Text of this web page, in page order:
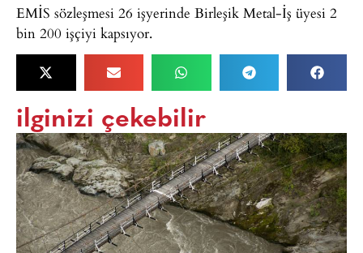
EMİS sözleşmesi 26 işyerinde Birleşik Metal-İş üyesi 2
bin 200 işçiyi kapsıyor.
ilginizi çekebilir